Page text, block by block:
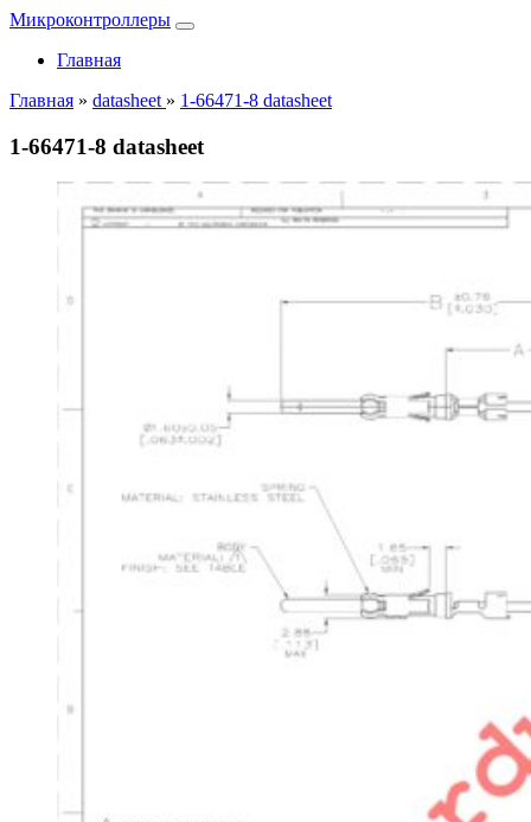
Микроконтроллеры
Главная
Главная » datasheet » 1-66471-8 datasheet
1-66471-8 datasheet